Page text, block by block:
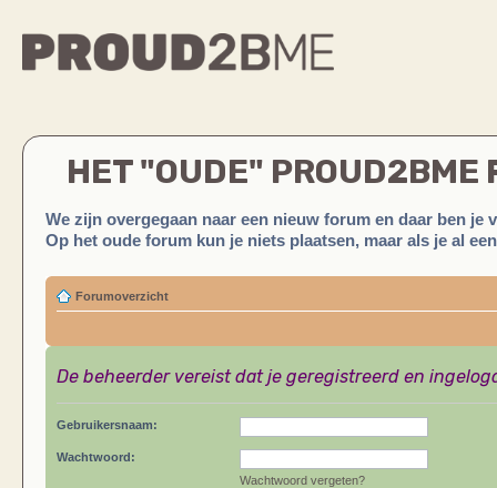
HET "OUDE" PROUD2BME
We zijn overgegaan naar een nieuw forum en daar ben je
Op het oude forum kun je niets plaatsen, maar als je al
Forumoverzicht
De beheerder vereist dat je geregistreerd en
Gebruikersnaam:
Wachtwoord:
Wachtwoord vergeten?